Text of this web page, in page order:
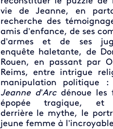
vie de Jeanne, en
recherche des
amis d’enfance, de ses
d’armes et de ses
enquête haletante, de
Rouen, en passant par
Reims, entre intrigue
manipulation politique :
Jeanne d’Arcdénoue les
épopée tragique, et
derrière le mythe, le
jeune femme à